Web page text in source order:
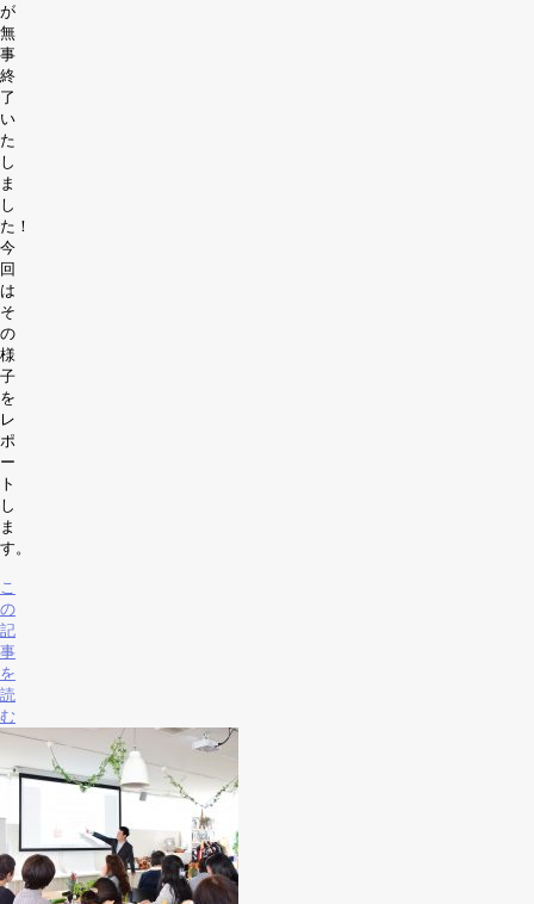
が
無
事
終
了
い
た
し
ま
し
た！
今
回
は
そ
の
様
子
を
レ
ポ
ー
ト
し
ま
す。
こ
の
記
事
を
読
む